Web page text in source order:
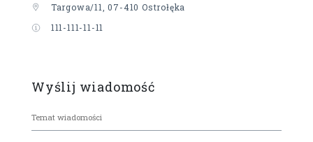
Targowa/11, 07-410 Ostrołęka
111-111-11-11
Wyślij wiadomość